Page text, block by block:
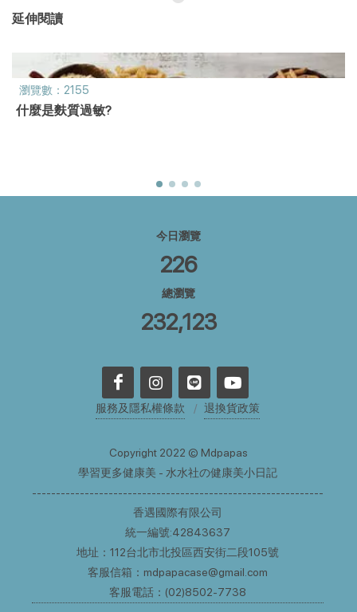
延伸閱讀
瀏覽數：2155
什麼是麩質過敏?
今日瀏覽
226
總瀏覽
232,123
服務及隱私權條款 退換貨政策
Copyright 2022 © Mdpapas
學習更多健康美 - 水水社の健康美小日記
-------------------------------------------------------------
香遇國際有限公司
統一編號:42843637
地址：112台北市北投區西安街二段105號
客服信箱： mdpapacase@gmail.com
客服電話：(02)8502-7738